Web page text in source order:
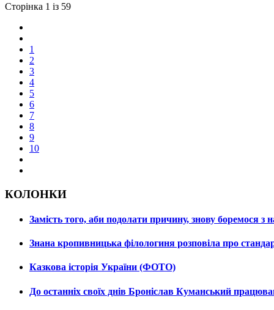
Сторінка 1 із 59
1
2
3
4
5
6
7
8
9
10
КОЛОНКИ
Замість того, аби подолати причину, знову боремося
Знана кропивницька філологиня розповіла про
Казкова історія України (ФОТО)
До останніх своїх днів Броніслав Куманський